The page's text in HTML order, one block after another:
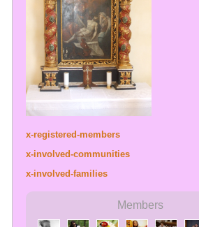
x-registered-members
x-involved-communities
x-involved-families
Members